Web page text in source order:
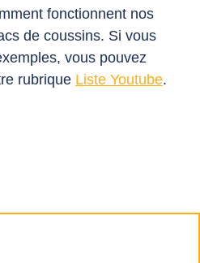
fonctionnent nos
de coussins. Si vous
vous pouvez
rubrique Liste Youtube.